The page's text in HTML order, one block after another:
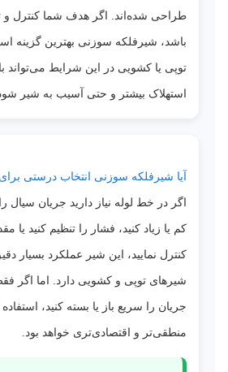
طراحی شده‌اند. اگر هدف شما کنترل و
باشد، شیرفلکه سوزنی بهترین گزینه
توپی یا کشویی در این شرایط
استهلاک بیشتر و حتی آسیب به شیر
آیا شیرفلکه سوزنی انتخاب درستی
اگر در خط لوله نیاز دارید جریان
کم یا زیاد کنید، فشار را تنظیم کنید یا
کنترل نمایید، این شیر عملکرد بسیار
شیرهای توپی و کشویی دارد. اما اگر
جریان را سریع باز یا بسته کنید،
منطقی‌تر و اقتصادی‌تری خواهد بود.